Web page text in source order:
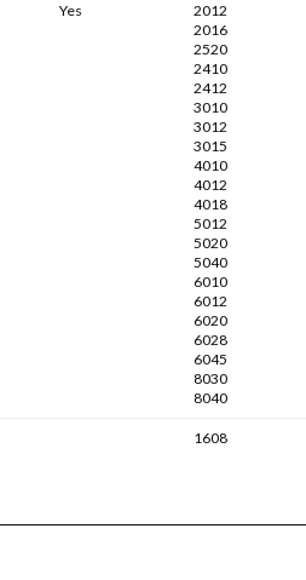
Yes
2012
2016
2520
2410
2412
3010
3012
3015
4010
4012
4018
5012
5020
5040
6010
6012
6020
6028
6045
8030
8040
1608